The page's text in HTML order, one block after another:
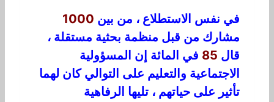
في نفس الاستطلاع ، من بين 1000
مشارك من قبل منظمة بحثية مستقلة ،
قال 85 في المائة إن المسؤولية
الاجتماعية والتعليم على التوالي كان لهما
تأثير على حياتهم ، تليها الرفاهية